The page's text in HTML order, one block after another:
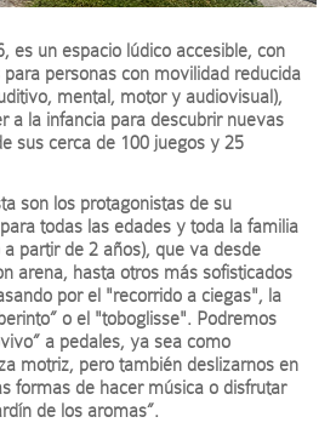
es un espacio lúdico accesible, con
personas con movilidad reducida
mental, motor y audiovisual),
a la infancia para descubrir nuevas
sus cerca de 100 juegos y 25
son los protagonistas de su
todas las edades y toda la familia
partir de 2 años), que va desde
arena, hasta otros más sofisticados
por el "recorrido a ciegas", la
o el "toboglisse". Podremos
a pedales, ya sea como
motriz, pero también deslizarnos en
formas de hacer música o disfrutar
de los aromas”.